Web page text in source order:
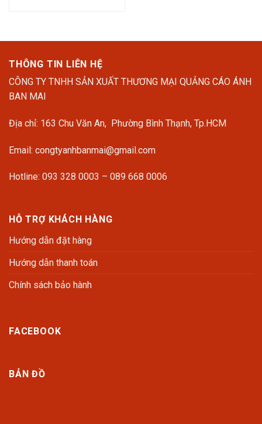
6.545.000 ₫.
THÔNG TIN LIÊN HỆ
CÔNG TY TNHH SẢN XUẤT THƯƠNG MẠI QUẢNG CÁO ÁNH
BAN MAI
Địa chỉ: 163 Chu Văn An, Phường Bình Thạnh, Tp.HCM
Email: congtyanhbanmai@gmail.com
Hotline: 093 328 0003 – 089 668 0006
HỖ TRỢ KHÁCH HÀNG
Hướng dẫn đặt hàng
Hướng dẫn thanh toán
Chính sách bảo hành
FACEBOOK
BẢN ĐỒ